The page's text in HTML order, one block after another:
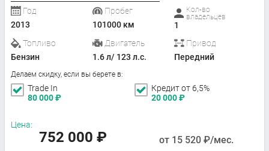
Год
2013
Пробег
101000 км
Кол-во
владельцев
1
Топливо
Бензин
Двигатель
1.6 л/ 123 л.с.
Привод
Передний
Делаем скидку, если вы берете в:
Trade In
80 000₽
Кредит от 6,5%
20 000₽
Цена:
752 000 ₽ от 15 520 ₽/мес.